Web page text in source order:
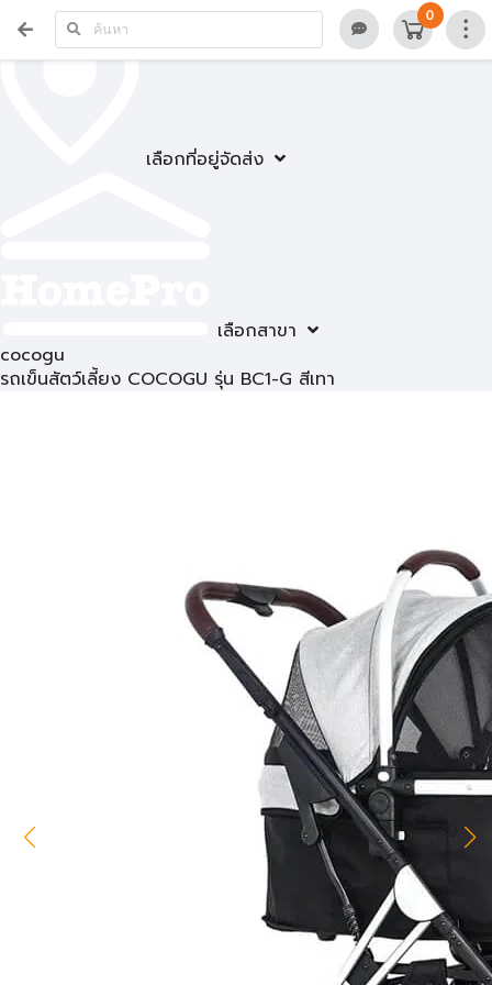
เลือกที่อยู่จัดส่ง
เลือกสาขา
0
cocogu
รถเข็นสัตว์เลี้ยง COCOGU รุ่น BC1-G สีเทา